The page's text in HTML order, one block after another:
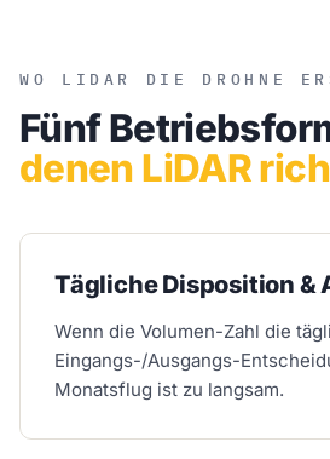
WO LIDAR DIE DROHNE
Fünf
denen LiDAR
Tägliche Disposition &
Wenn die Volumen-Zahl die
Eingangs-/Ausgangs-
Monatsflug ist zu langsam.